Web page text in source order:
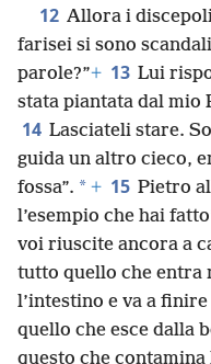
12 Allora i
farisei si sono
parole?”+ 13 Lui
stata piantata dal mio
14 Lasciateli stare.
guida un altro cieco,
fossa”. * + 15 Pietro
l’esempio che hai
voi riuscite ancora a
tutto quello che entra
l’intestino e va a
quello che esce dalla
questo che contamina